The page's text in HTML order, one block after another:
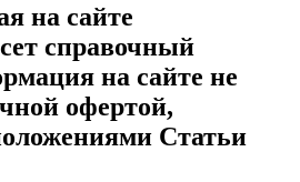
на сайте
справочный
на сайте не
офертой,
Статьи